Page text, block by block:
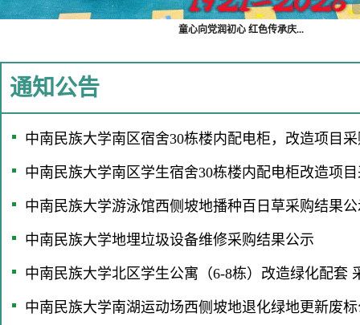
童心向党润初心 红色传承庆...
通知公告
中南民族大学南区宿舍30栋楼内配电柜，改造项目
中南民族大学南区学生宿舍30栋楼内配电柜改造项
中南民族大学游泳馆西侧坡地播种百日草采购结果
中南民族大学地埋垃圾设备维修采购结果公示
中南民族大学北区学生公寓（6-8栋）改造绿化配套
中南民族大学南湖运动场西侧坡地退化绿地更新废